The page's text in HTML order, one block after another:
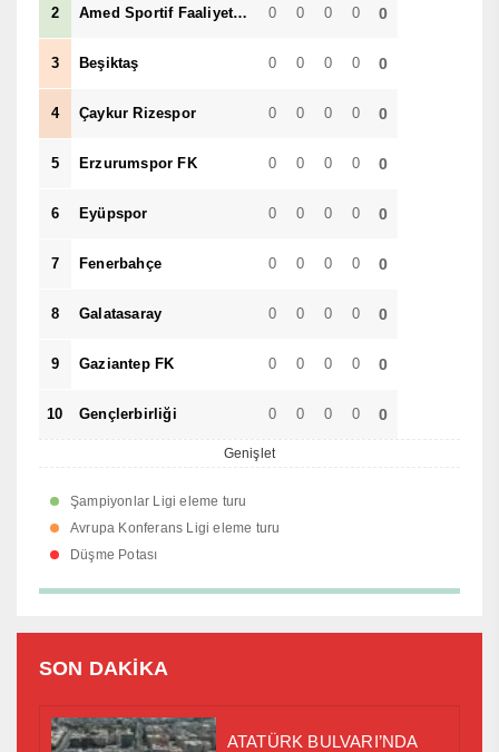
2 Amed Sportif Faaliyetler 0 0 0 0 0
3 Beşiktaş 0 0 0 0 0
4 Çaykur Rizespor 0 0 0 0 0
5 Erzurumspor FK 0 0 0 0 0
6 Eyüpspor 0 0 0 0 0
7 Fenerbahçe 0 0 0 0 0
8 Galatasaray 0 0 0 0 0
9 Gaziantep FK 0 0 0 0 0
10 Gençlerbirliği 0 0 0 0 0
Genişlet
Şampiyonlar Ligi eleme turu
Avrupa Konferans Ligi eleme turu
Düşme Potası
SON DAKİKA
ATATÜRK BULVARI’NDA